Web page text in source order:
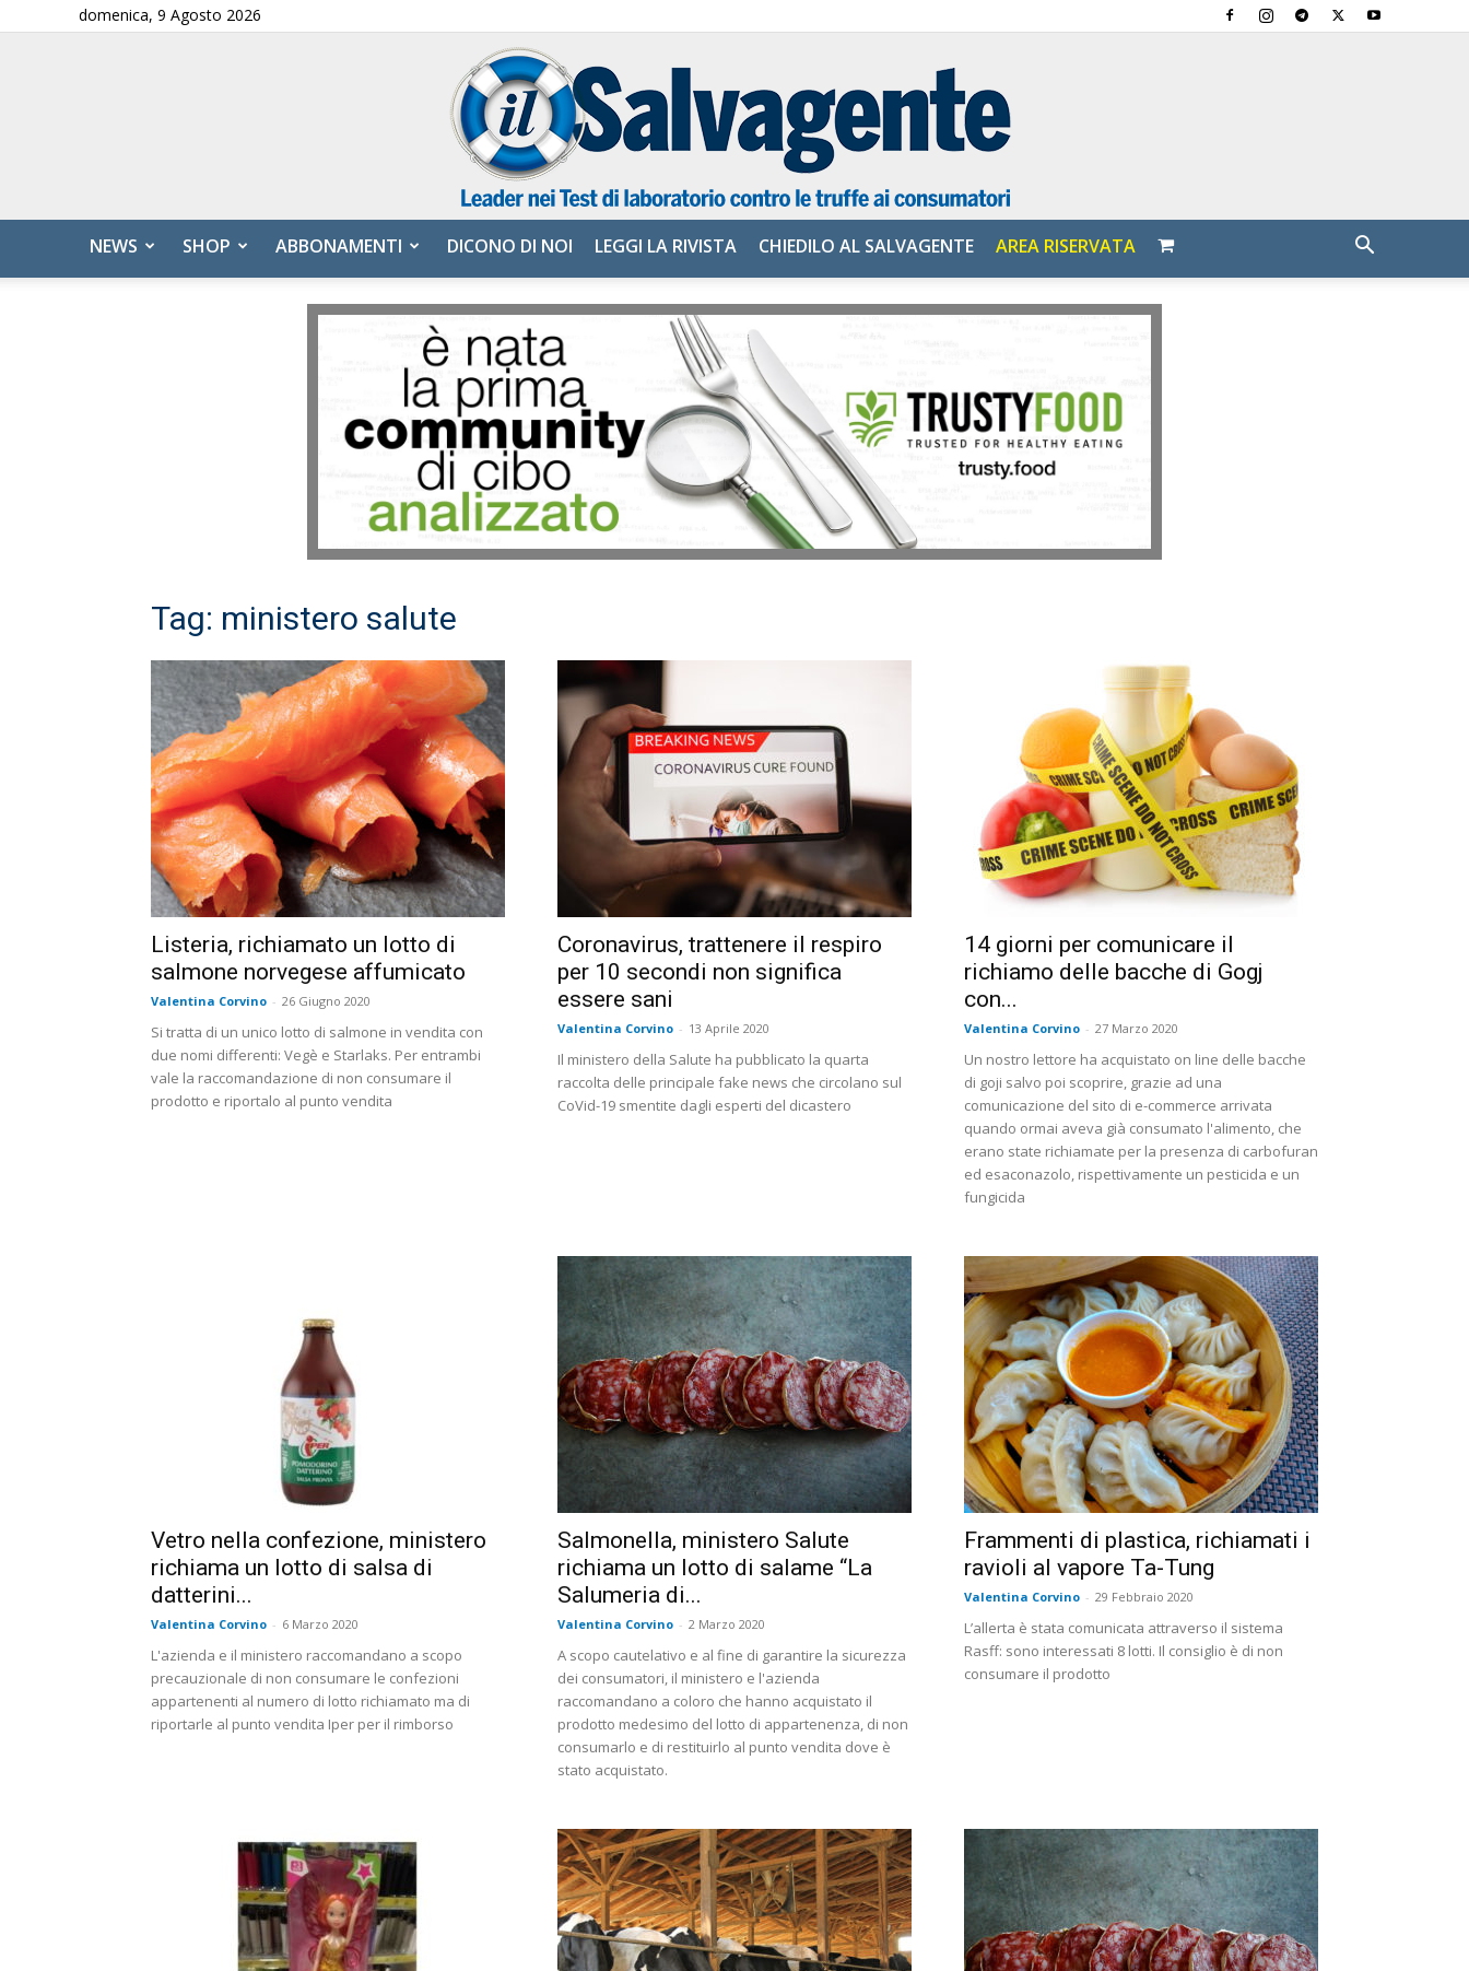
domenica, 9 Agosto 2026
Salvagente
NEWS SHOP ABBONAMENTI DICONO DI NOI LEGGI LA RIVISTA CHIEDILO AL SALVAGENTE AREA RISERVATA
Tag: ministero salute
Listeria, richiamato un lotto di
salmone norvegese affumicato
Valentina Corvino - 26 Giugno 2020
Si tratta di un unico lotto di salmone in vendita con
due nomi differenti: Vegè e Starlaks. Per entrambi
vale la raccomandazione di non consumare il
prodotto e riportalo al punto vendita
Coronavirus, trattenere il respiro
per 10 secondi non significa
essere sani
Valentina Corvino - 13 Aprile 2020
Il ministero della Salute ha pubblicato la quarta
raccolta delle principale fake news che circolano sul
CoVid-19 smentite dagli esperti del dicastero
14 giorni per comunicare il
richiamo delle bacche di Gogj
con...
Valentina Corvino - 27 Marzo 2020
Un nostro lettore ha acquistato on line delle bacche
di goji salvo poi scoprire, grazie ad una
comunicazione del sito di e-commerce arrivata
quando ormai aveva già consumato l'alimento, che
erano state richiamate per la presenza di carbofuran
ed esaconazolo, rispettivamente un pesticida e un
fungicida
Vetro nella confezione, ministero
richiama un lotto di salsa di
datterini...
Valentina Corvino - 6 Marzo 2020
L'azienda e il ministero raccomandano a scopo
precauzionale di non consumare le confezioni
appartenenti al numero di lotto richiamato ma di
riportarle al punto vendita Iper per il rimborso
Salmonella, ministero Salute
richiama un lotto di salame “La
Salumeria di...
Valentina Corvino - 2 Marzo 2020
A scopo cautelativo e al fine di garantire la sicurezza
dei consumatori, il ministero e l'azienda
raccomandano a coloro che hanno acquistato il
prodotto medesimo del lotto di appartenenza, di non
consumarlo e di restituirlo al punto vendita dove è
stato acquistato.
Frammenti di plastica, richiamati i
ravioli al vapore Ta-Tung
Valentina Corvino - 29 Febbraio 2020
L’allerta è stata comunicata attraverso il sistema
Rasff: sono interessati 8 lotti. Il consiglio è di non
consumare il prodotto